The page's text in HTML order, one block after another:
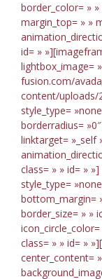
border_color= »
margin_top= » »
id= »
lightbox_image=
fusion.com/
content/uploads/
style_type=
borderradius=
linktarget= »_self
class= » » id= » »]
style_type=
bottom_margin=
border_size= » »
class= » » id= »
center_content=